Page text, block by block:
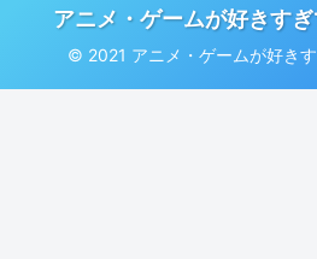
アニメ・ゲームが好きす
© 2021 アニメ・ゲームが好き